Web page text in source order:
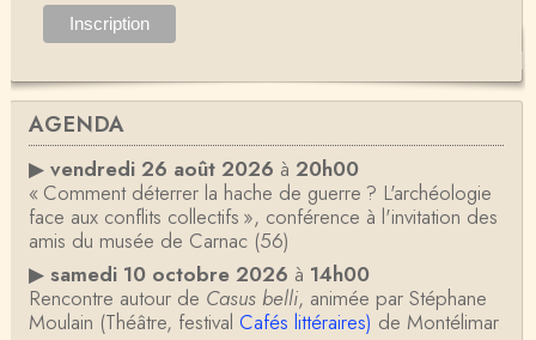
AGENDA
▶ vendredi 26 août 2026 à 20h00
« Comment déterrer la hache de guerre ? L'archéologie
face aux conflits collectifs », conférence à l'invitation des
amis du musée de Carnac (56)
▶ samedi 10 octobre 2026 à 14h00
Rencontre autour de Casus belli, animée par Stéphane
Moulain (Théâtre, festival Cafés littéraires) de Montélimar